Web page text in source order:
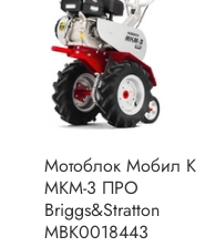
Мотоблок Мобил К
МКМ-3 ПРО
Briggs&Stratton
МВК0018443